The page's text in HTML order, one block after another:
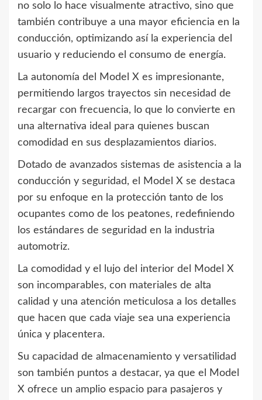
no solo lo hace visualmente atractivo, sino que
también contribuye a una mayor eficiencia en la
conducción, optimizando así la experiencia del
usuario y reduciendo el consumo de energía.
La autonomía del Model X es impresionante,
permitiendo largos trayectos sin necesidad de
recargar con frecuencia, lo que lo convierte en
una alternativa ideal para quienes buscan
comodidad en sus desplazamientos diarios.
Dotado de avanzados sistemas de asistencia a la
conducción y seguridad, el Model X se destaca
por su enfoque en la protección tanto de los
ocupantes como de los peatones, redefiniendo
los estándares de seguridad en la industria
automotriz.
La comodidad y el lujo del interior del Model X
son incomparables, con materiales de alta
calidad y una atención meticulosa a los detalles
que hacen que cada viaje sea una experiencia
única y placentera.
Su capacidad de almacenamiento y versatilidad
son también puntos a destacar, ya que el Model
X ofrece un amplio espacio para pasajeros y